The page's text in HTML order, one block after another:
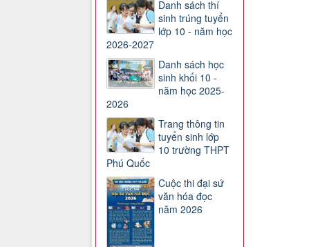
Danh sách thí
sinh trúng tuyển
lớp 10 - năm học
2026-2027
Danh sách học
sinh khối 10 -
năm học 2025-
2026
Trang thông tin
tuyển sinh lớp
10 trường THPT
Phú Quốc
Cuộc thi đại sứ
văn hóa đọc
năm 2026